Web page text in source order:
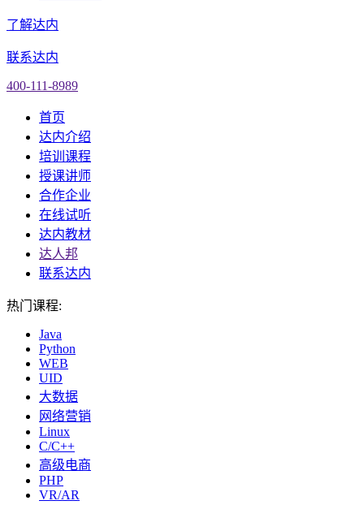
了解达内
联系达内
400-111-8989
首页
达内介绍
培训课程
授课讲师
合作企业
在线试听
达内教材
达人邦
联系达内
热门课程:
Java
Python
WEB
UID
大数据
网络营销
Linux
C/C++
高级电商
PHP
VR/AR